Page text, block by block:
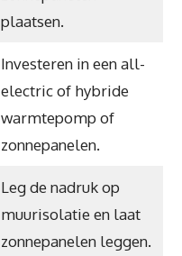
plaatsen.
Investeren in een all-
electric of hybride
warmtepomp of
zonnepanelen.
Leg de nadruk op
muurisolatie en laat
zonnepanelen leggen.